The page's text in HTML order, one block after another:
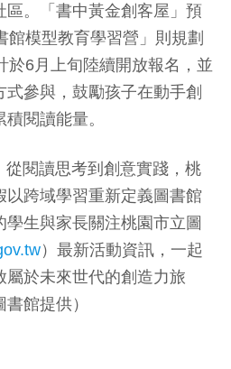
區。「書中黃金創客屋」預
館模型教育學習營」則規劃
於6月上旬陸續開放報名，並
參與，鼓勵孩子在動手創
閱讀能量。
閱讀思考到創意實踐，桃
以跨域學習重新定義圖書館
生與家長關注桃園市立圖
）最新活動資訊，一起
屬於未來世代的創造力旅
館提供）